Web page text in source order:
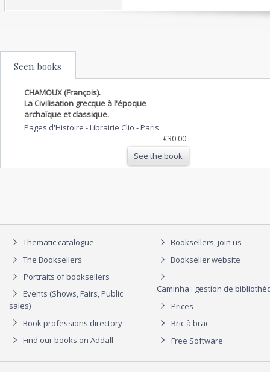
Seen books
CHAMOUX (François).
La Civilisation grecque à l'époque
archaïque et classique.
Pages d'Histoire - Librairie Clio -Paris
€30.00
See the book
Thematic catalogue
The Booksellers
Portraits of booksellers
Events (Shows, Fairs, Public
sales)
Book professions directory
Find our books on Addall
Booksellers, join us
Bookseller website
Caminha : gestion de
Prices
Bric à brac
Free Software